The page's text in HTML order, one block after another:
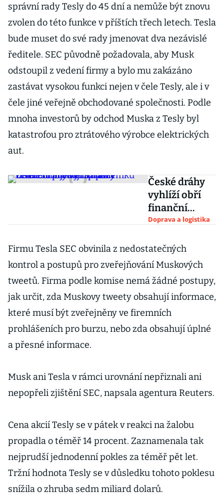
správní rady Tesly do 45 dní a nemůže být znovu
zvolen do této funkce v příštích třech letech. Tesla
bude muset do své rady jmenovat dva nezávislé
ředitele. SEC původně požadovala, aby Musk
odstoupil z vedení firmy a bylo mu zakázáno
zastávat vysokou funkci nejen v čele Tesly, ale i v
čele jiné veřejně obchodované společnosti. Podle
mnoha investorů by odchod Muska z Tesly byl
katastrofou pro ztrátového výrobce elektrických
aut.
České dráhy
vyhlíží obří
finanční
injekci.
železnic
prodají
čtverečních
metrů
pozemků
Doprava a logistika
Firmu Tesla SEC obvinila z nedostatečných
kontrol a postupů pro zveřejňování Muskových
tweetů. Firma podle komise nemá žádné postupy,
jak určit, zda Muskovy tweety obsahují informace,
které musí být zveřejněny ve firemních
prohlášeních pro burzu, nebo zda obsahují úplné
a přesné informace.
Musk ani Tesla v rámci urovnání nepřiznali ani
nepopřeli zjištění SEC, napsala agentura Reuters.
Cena akcií Tesly se v pátek v reakci na žalobu
propadla o téměř 14 procent. Zaznamenala tak
nejprudší jednodenní pokles za téměř pět let.
Tržní hodnota Tesly se v důsledku tohoto poklesu
snížila o zhruba sedm miliard dolarů.